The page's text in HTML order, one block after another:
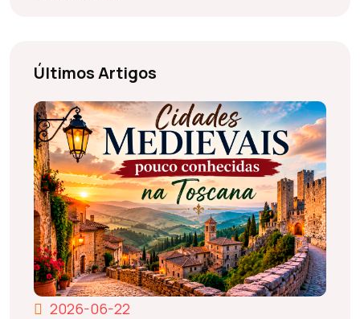
Últimos Artigos
2026-06-22